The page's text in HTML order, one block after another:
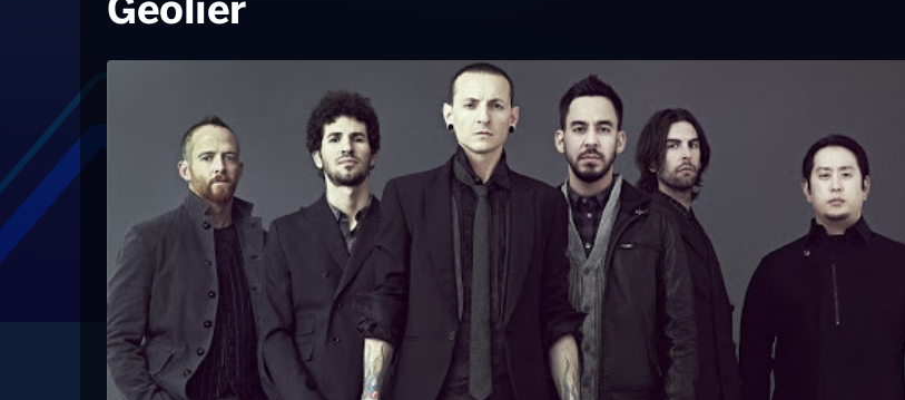
Tag: tiromancino
Musica – Disco di platino per Linkin Park e
Geolier